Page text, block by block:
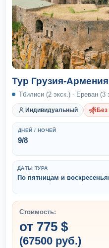
Тур Грузия-
Тбилиси (2 экск.) - Ереван (3
Индивидуальный Без
ДНЕЙ / НОЧЕЙ
9/8
ДАТЫ ТУРА
По пятницам и
Стоимость:
от 775 $
(67500 руб.)